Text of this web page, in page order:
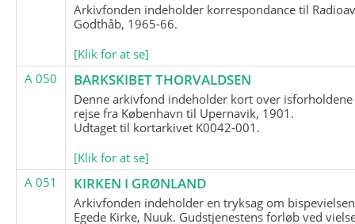
Arkivfonden indeholder korrespondance til
Godthåb, 1965-66.
[Klik for at se]
A 050
BARKSKIBET THORVALDSEN
Denne arkivfond indeholder kort over
rejse fra København til Upernavik, 1901.
Udtaget til kortarkivet K0042-001.
[Klik for at se]
A 051
KIRKEN I GRØNLAND
Arkivfonden indeholder en tryksag om
Egede Kirke, Nuuk. Gudstjenestens forløb ved